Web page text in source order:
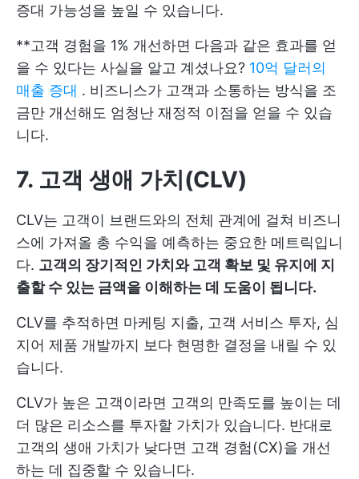
증대 가능성을 높일 수 있습니다.
**고객 경험을 1% 개선하면 다음과 같은 효과를 얻
을 수 있다는 사실을 알고 계셨나요? 10억 달러의
매출 증대 . 비즈니스가 고객과 소통하는 방식을 조
금만 개선해도 엄청난 재정적 이점을 얻을 수 있습
니다.
7. 고객 생애 가치(CLV)
CLV는 고객이 브랜드와의 전체 관계에 걸쳐 비즈니
스에 가져올 총 수익을 예측하는 중요한 메트릭입니
다. 고객의 장기적인 가치와 고객 확보 및 유지에 지
출할 수 있는 금액을 이해하는 데 도움이 됩니다.
CLV를 추적하면 마케팅 지출, 고객 서비스 투자, 심
지어 제품 개발까지 보다 현명한 결정을 내릴 수 있
습니다.
CLV가 높은 고객이라면 고객의 만족도를 높이는 데
더 많은 리소스를 투자할 가치가 있습니다. 반대로
고객의 생애 가치가 낮다면 고객 경험(CX)을 개선
하는 데 집중할 수 있습니다.